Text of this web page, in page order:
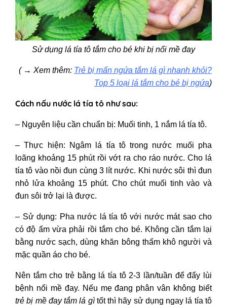
Sử dụng lá tía tô tắm cho bé khi bị nổi mề đay
( → Xem thêm: Trẻ bị mẩn ngứa tắm lá gì nhanh khỏi?
Top 5 loại lá tắm cho bé bị ngứa)
Cách nấu nước lá tía tô như sau:
– Nguyên liệu cần chuẩn bị: Muối tinh, 1 nắm lá tía tô.
– Thực hiện: Ngâm lá tía tô trong nước muối pha
loãng khoảng 15 phút rồi vớt ra cho ráo nước. Cho lá
tía tô vào nồi đun cùng 3 lít nước. Khi nước sôi thì đun
nhỏ lửa khoảng 15 phút. Cho chút muối tinh vào và
đun sôi trở lại là được.
– Sử dụng: Pha nước lá tía tô với nước mát sao cho
có độ ấm vừa phải rồi tắm cho bé. Không cần tắm lại
bằng nước sạch, dùng khăn bông thấm khô người và
mặc quần áo cho bé.
Nên tắm cho trẻ bằng lá tía tô 2-3 lần/tuần để đẩy lùi
bệnh nổi mề đay. Nếu mẹ đang phân vân không biết
trẻ bị mề đay tắm lá gìtốt thì hãy sử dụng ngay lá tía tô